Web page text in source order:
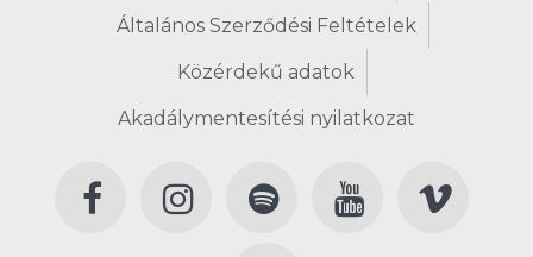
Általános Szerződési Feltételek
Közérdekű adatok
Akadálymentesítési nyilatkozat